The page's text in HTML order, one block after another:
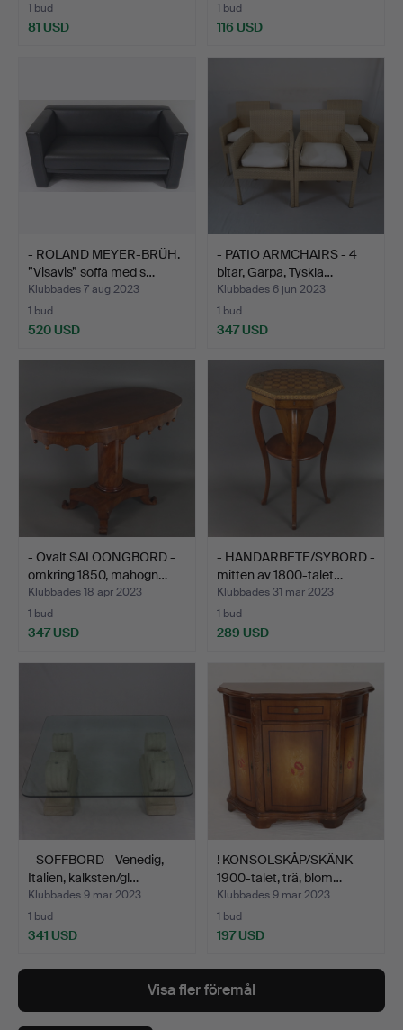
1 bud
81 USD
1 bud
116 USD
- ROLAND MEYER-BRÜH.
”Visavis” soffa med s…
Klubbades 7 aug 2023
1 bud
520 USD
- PATIO ARMCHAIRS - 4
bitar, Garpa, Tyskla…
Klubbades 6 jun 2023
1 bud
347 USD
- Ovalt SALOONGBORD -
omkring 1850, mahogn…
Klubbades 18 apr 2023
1 bud
347 USD
- HANDARBETE/SYBORD -
mitten av 1800-talet…
Klubbades 31 mar 2023
1 bud
289 USD
- SOFFBORD - Venedig,
Italien, kalksten/gl…
Klubbades 9 mar 2023
1 bud
341 USD
! KONSOLSKÅP/SKÄNK -
1900-talet, trä, blom…
Klubbades 9 mar 2023
1 bud
197 USD
Visa fler föremål